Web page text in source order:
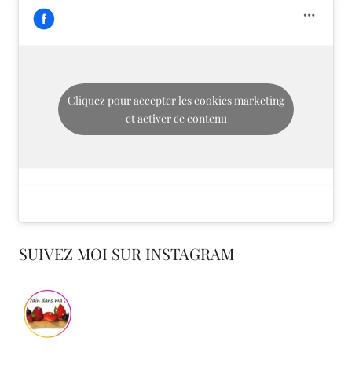
Cliquez pour accepter les cookies marketing
et activer ce contenu
SUIVEZ MOI SUR INSTAGRAM